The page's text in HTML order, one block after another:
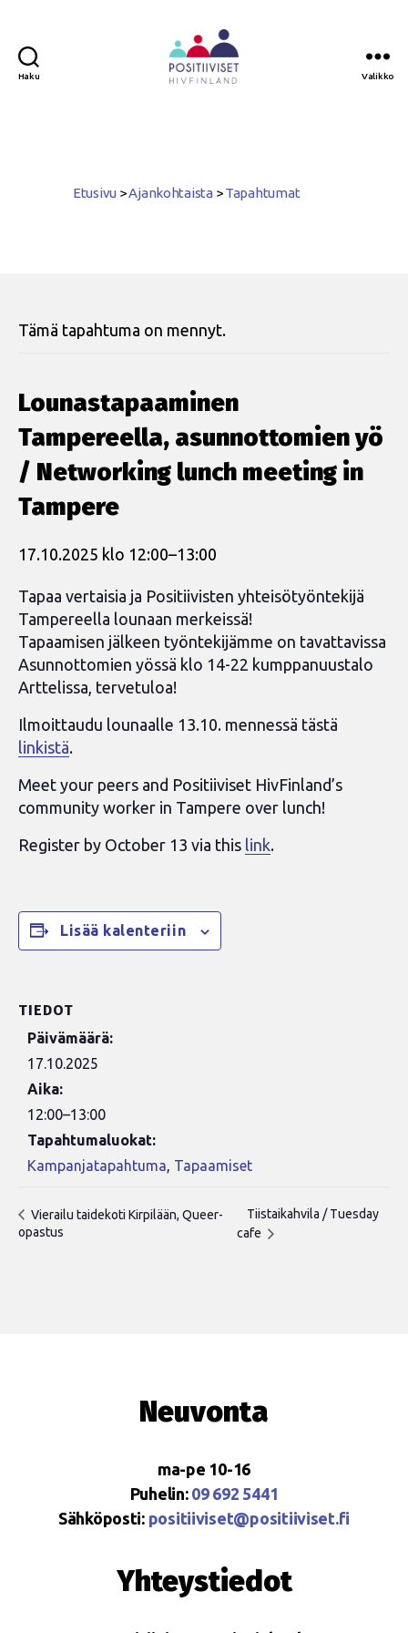
Haku Valikko
Etusivu >Ajankohtaista >Tapahtumat
Tämä tapahtuma on mennyt.
Lounastapaaminen
Tampereella, asunnottomien yö
/ Networking lunch meeting in
Tampere
17.10.2025 klo 12:00–13:00
Tapaa vertaisia ja Positiivisten yhteisötyöntekijä
Tampereella lounaan merkeissä!
Tapaamisen jälkeen työntekijämme on tavattavissa
Asunnottomien yössä klo 14-22 kumppanuustalo
Arttelissa, tervetuloa!
Ilmoittaudu lounaalle 13.10. mennessä tästä
linkistä.
Meet your peers and Positiiviset HivFinland’s
community worker in Tampere over lunch!
Register by October 13 via this link.
Lisää kalenteriin
TIEDOT
Päivämäärä:
17.10.2025
Aika:
12:00–13:00
Tapahtumaluokat:
Kampanjatapahtuma, Tapaamiset
Vierailu taidekoti Kirpilään, Queer-
opastus
Tiistaikahvila / Tuesday
cafe
Neuvonta
ma-pe 10-16
Puhelin: 09 692 5441
Sähköposti: positiiviset@positiiviset.fi
Yhteystiedot